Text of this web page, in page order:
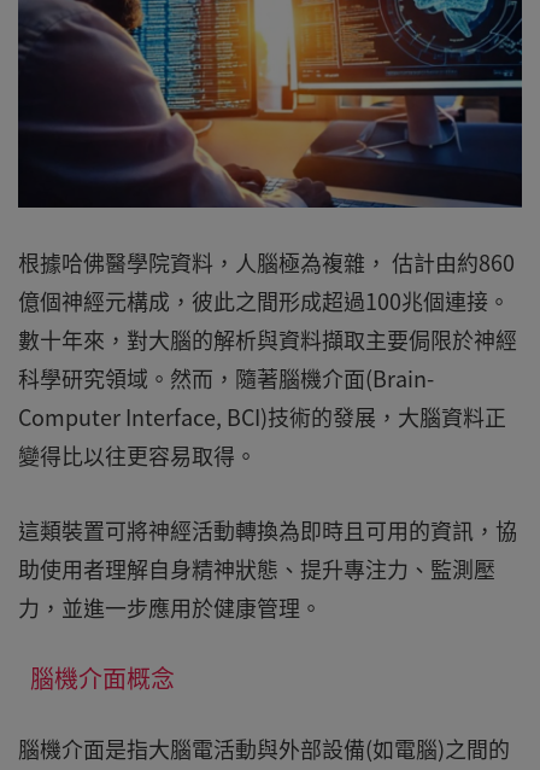
根據哈佛醫學院資料，人腦極為複雜， 估計由約860
億個神經元構成，彼此之間形成超過100兆個連接。
數十年來，對大腦的解析與資料擷取主要侷限於神經
科學研究領域。然而，隨著腦機介面(Brain-
Computer Interface, BCI)技術的發展，大腦資料正
變得比以往更容易取得。
這類裝置可將神經活動轉換為即時且可用的資訊，協
助使用者理解自身精神狀態、提升專注力、監測壓
力，並進一步應用於健康管理。
腦機介面概念
腦機介面是指大腦電活動與外部設備(如電腦)之間的